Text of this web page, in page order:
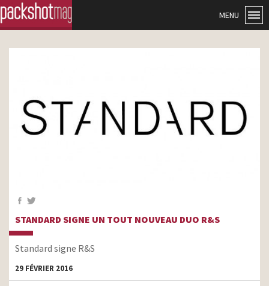
MENU
STANDARD SIGNE UN TOUT NOUVEAU DUO R&S
Standard signe R&S
29 FÉVRIER 2016